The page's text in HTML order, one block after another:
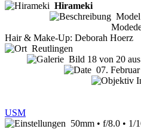
Hirameki
Hair & Make-Up: Deborah Hoerz
Reutlingen
Bild 18 von 20 aus
07.
USM
50mm • f/8.0 • 1/